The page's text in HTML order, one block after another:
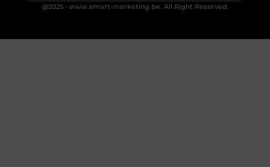
@2025 - www.smart-marketing.be. All Right Reserved.